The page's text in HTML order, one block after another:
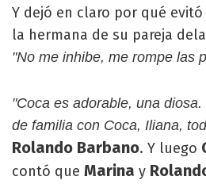
Y dejó en claro por qué
la hermana de su pareja
"No me inhibe, me rompe las
"Coca es adorable, una
de familia con Coca, Iliana,
Rolando Barbano. Y luego
contó que Marina y